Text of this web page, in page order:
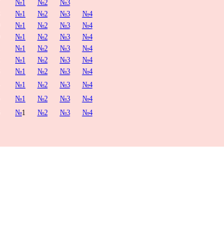
№1 №2
№3
№1 №2 №3
№4
№1 №2 №3
№4
№1 №2 №3
№4
№1 №2 №3
№4
№1 №2 №3
№4
№1 №2 №3
№4
№1 №2 №3
№4
№1 №2 №3
№4
№1 №2 №3 №4